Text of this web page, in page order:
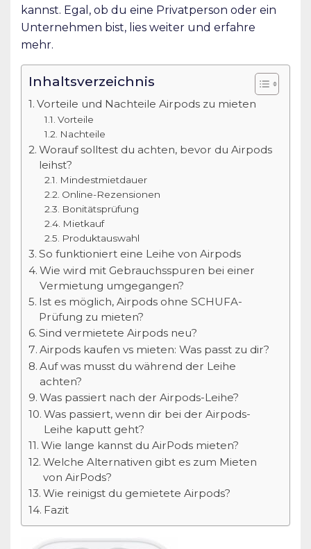
kannst. Egal, ob du eine Privatperson oder ein
Unternehmen bist, lies weiter und erfahre
mehr.
Inhaltsverzeichnis
Vorteile und Nachteile Airpods zu mieten
Vorteile
Nachteile
Worauf solltest du achten, bevor du Airpods
leihst?
Mindestmietdauer
Online-Rezensionen
Bonitätsprüfung
Mietkauf
Produktauswahl
So funktioniert eine Leihe von Airpods
Wie wird mit Gebrauchsspuren bei einer
Vermietung umgegangen?
Ist es möglich, Airpods ohne SCHUFA-
Prüfung zu mieten?
Sind vermietete Airpods neu?
Airpods kaufen vs mieten: Was passt zu dir?
Auf was musst du während der Leihe
achten?
Was passiert nach der Airpods-Leihe?
Was passiert, wenn dir bei der Airpods-
Leihe kaputt geht?
Wie lange kannst du AirPods mieten?
Welche Alternativen gibt es zum Mieten
von AirPods?
Wie reinigst du gemietete Airpods?
Fazit